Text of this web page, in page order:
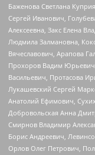
Баженова Светлана
Сергей Иванович,
Алексеевна, Закс Елена
Людмила Залмановна,
Вячеславович, Арапова
Прохоров Вадим
Васильевич, Протасова
Лукашевский Сергей
Анатолий Ефимович,
Добровольская Анна
Смирнов Владимир
Борис Андреевич,
Орлов Олег Петрович,